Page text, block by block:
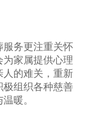
务更注重关怀
家属提供心理
的难关，重新
组织各种慈善
暖。